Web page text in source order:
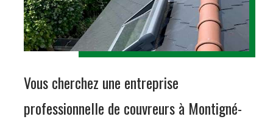
Vous cherchez une entreprise
professionnelle de couvreurs à Montigné-